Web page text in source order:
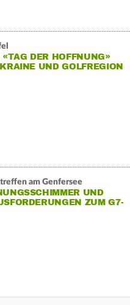
«TAG DER HOFFNUNG»
UND GOLFREGION
am Genfersee
UND
ZUM G7-